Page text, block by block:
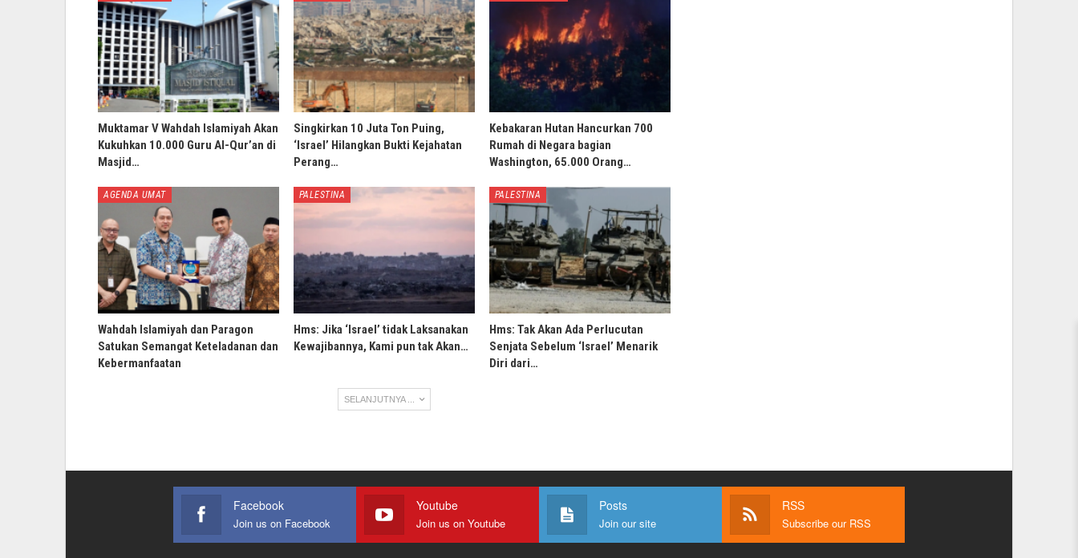
Muktamar V Wahdah Islamiyah Akan
Kukuhkan 10.000 Guru Al-Qur’an di
Masjid…
Singkirkan 10 Juta Ton Puing,
‘Israel’ Hilangkan Bukti Kejahatan
Perang…
Kebakaran Hutan Hancurkan 700
Rumah di Negara bagian
Washington, 65.000 Orang…
AGENDA UMAT
Wahdah Islamiyah dan Paragon
Satukan Semangat Keteladanan dan
Kebermanfaatan
PALESTINA
Hms: Jika ‘Israel’ tidak Laksanakan
Kewajibannya, Kami pun tak Akan…
PALESTINA
Hms: Tak Akan Ada Perlucutan
Senjata Sebelum ‘Israel’ Menarik
Diri dari…
SELANJUTNYA ...
Facebook
Join us on Facebook
Youtube
Join us on Youtube
Posts
Join our site
RSS
Subscribe our RSS